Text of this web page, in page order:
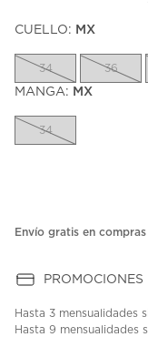
CUELLO: MX
34 36
MANGA: MX
34
Envío gratis en
PROMOCIONES
Hasta 3 mensualidades
Hasta 9 mensualidades